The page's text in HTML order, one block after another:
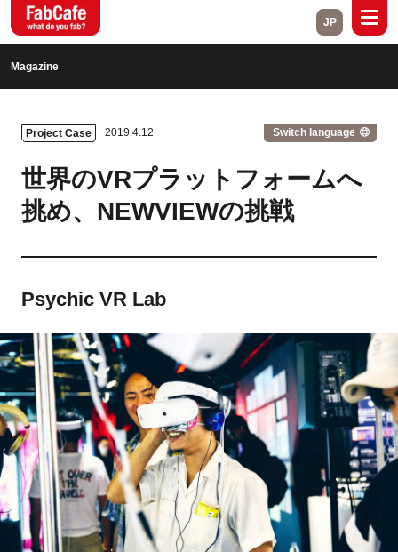
Open Labs Project Cases
Branch List
Tokyo Fuji
Nagoya Kyoto
Osaka Hida
Chiba
JP
Magazine
Project Case 2019.4.12 Switch language
世界のVRプラットフォームへ
挑め、NEWVIEWの挑戦
Psychic VR Lab